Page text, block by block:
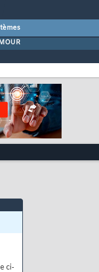
ci-